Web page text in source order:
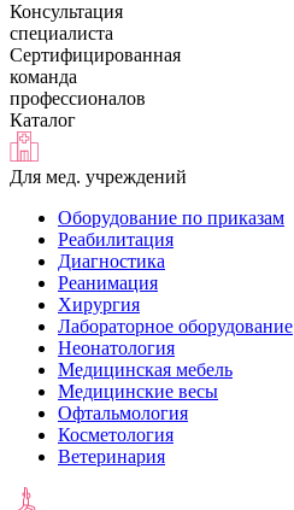
Консультация
специалиста
Сертифицированная
команда
профессионалов
Каталог
Для мед. учреждений
Оборудование по приказам
Реабилитация
Диагностика
Реанимация
Хирургия
Лабораторное оборудование
Неонатология
Медицинская мебель
Медицинские весы
Офтальмология
Косметология
Ветеринария